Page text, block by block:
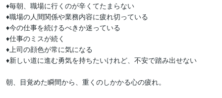
♦毎朝、職場に行くのが辛くてたまらない
♦職場の人間関係や業務内容に疲れ切っている
♦今の仕事を続けるべきか迷っている
♦仕事のミスが続く
♦上司の顔色が常に気になる
♦新しい道に進む勇気を持ちたいけれど、不安で踏み出せない
朝、目覚めた瞬間から、重くのしかかる心の疲れ。